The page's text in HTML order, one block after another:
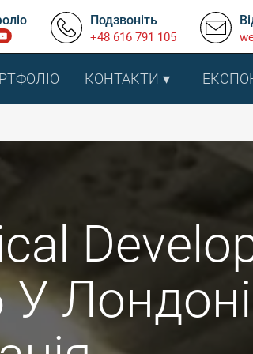
Подзвоніть
+48 616 791 105
КОНТАКТИ
У